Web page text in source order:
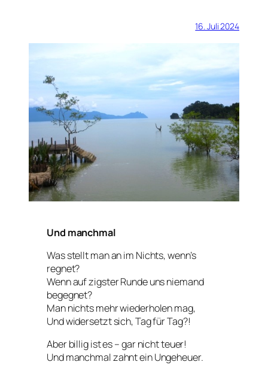
16. Juli 2024
Und manchmal
Was stellt man an im Nichts, wenn’s
regnet?
Wenn auf zigster Runde uns niemand
begegnet?
Man nichts mehr wiederholen mag,
Und widersetzt sich, Tag für Tag?!
Aber billig ist es – gar nicht teuer!
Und manchmal zahnt ein Ungeheuer.